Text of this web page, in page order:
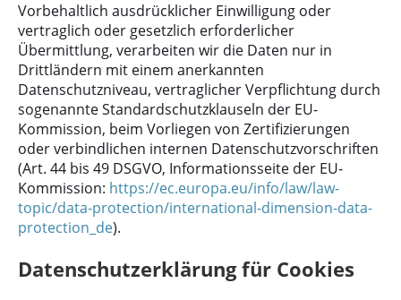
Vorbehaltlich ausdrücklicher Einwilligung oder
vertraglich oder gesetzlich erforderlicher
Übermittlung, verarbeiten wir die Daten nur in
Drittländern mit einem anerkannten
Datenschutzniveau, vertraglicher Verpflichtung durch
sogenannte Standardschutzklauseln der EU-
Kommission, beim Vorliegen von Zertifizierungen
oder verbindlichen internen Datenschutzvorschriften
(Art. 44 bis 49 DSGVO, Informationsseite der EU-
Kommission: https://ec.europa.eu/info/law/law-
topic/data-protection/international-dimension-data-
protection_de).
Datenschutzerklärung für Cookies